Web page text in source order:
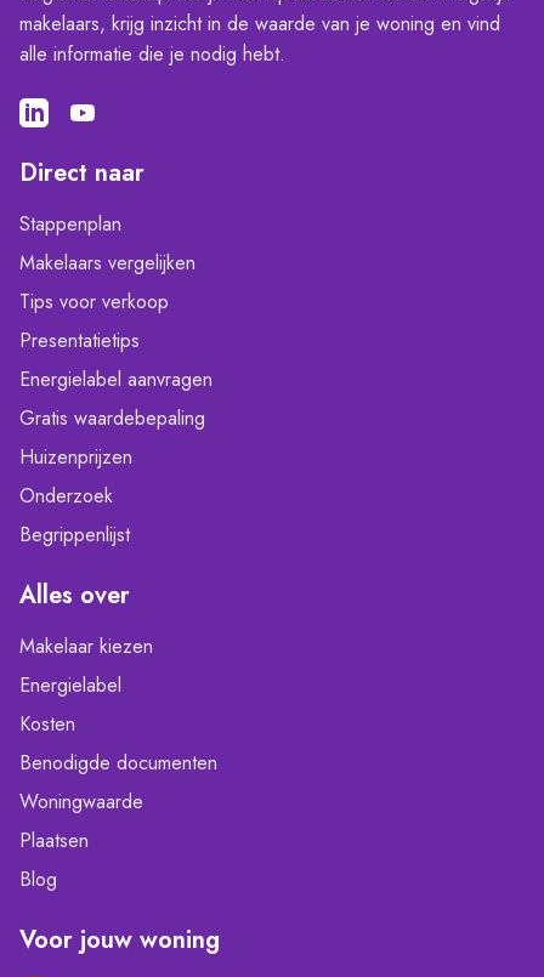
makelaars, krijg inzicht in de waarde van je woning en vind
alle informatie die je nodig hebt.
Direct naar
Stappenplan
Makelaars vergelijken
Tips voor verkoop
Presentatietips
Energielabel aanvragen
Gratis waardebepaling
Huizenprijzen
Onderzoek
Begrippenlijst
Alles over
Makelaar kiezen
Energielabel
Kosten
Benodigde documenten
Woningwaarde
Plaatsen
Blog
Voor jouw woning